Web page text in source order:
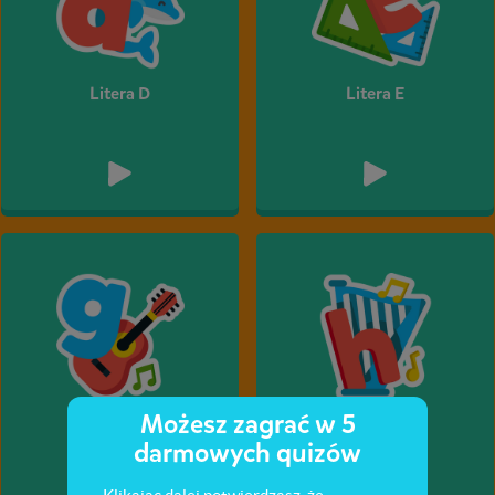
Litera D Litera E
Litera G Litera H
Możesz zagrać w 5
darmowych quizów